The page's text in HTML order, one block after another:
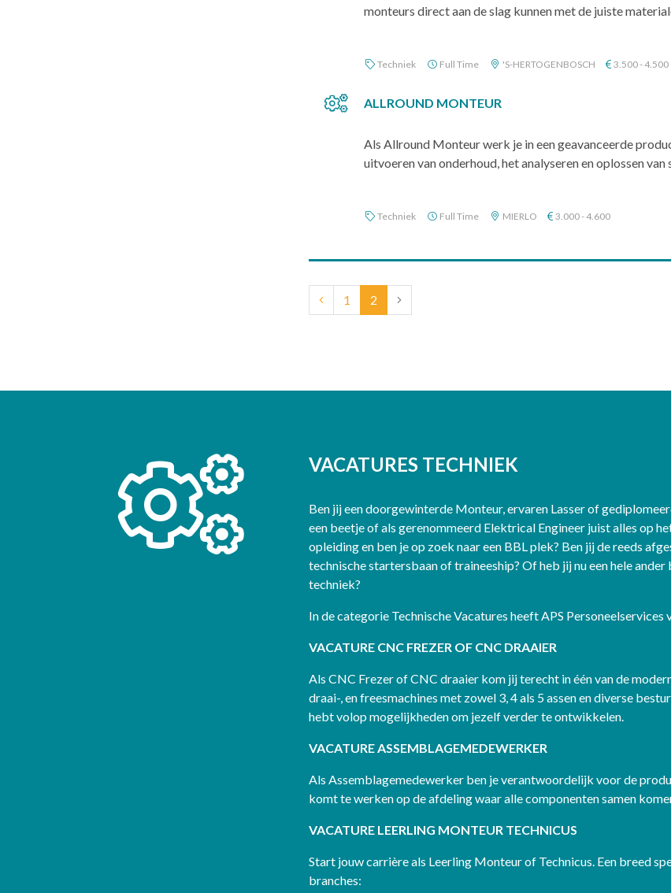
monteurs direct aan de slag kunnen met de juiste
Techniek Full Time 'S-HERTOGENBOSCH 3.500 - 4.500
ALLROUND MONTEUR
Als Allround Monteur werk je in een geavanceerde
uitvoeren van onderhoud, het analyseren en oplossen
Techniek Full Time MIERLO 3.000 - 4.600
1 2 (current)
VACATURES TECHNIEK
Ben jij een doorgewinterde Monteur, ervaren Lasser of
een beetje of als gerenommeerd Elektrical Engineer juist alles op
opleiding en ben je op zoek naar een BBL plek? Ben jij de reeds
technische startersbaan of traineeship? Of heb jij nu een hele
techniek?
In de categorie Technische Vacatures heeft APS
VACATURE CNC FREZER OF CNC DRAAIER
Als CNC Frezer of CNC draaier kom jij terecht in één van de
draai-, en freesmachines met zowel 3, 4 als 5 assen en diverse
hebt volop mogelijkheden om jezelf verder te ontwikkelen.
VACATURE ASSEMBLAGEMEDEWERKER
Als Assemblagemedewerker ben je verantwoordelijk voor de
komt te werken op de afdeling waar alle componenten samen
VACATURE LEERLING MONTEUR TECHNICUS
Start jouw carrière als Leerling Monteur of Technicus. Een breed
branches: